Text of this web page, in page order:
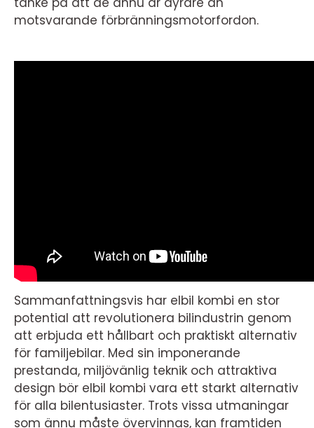
motsvarande förbränningsmotorfordon.
Sammanfattningsvis har elbil kombi en stor
potential att revolutionera bilindustrin genom
att erbjuda ett hållbart och praktiskt alternativ
för familjebilar. Med sin imponerande
prestanda, miljövänlig teknik och attraktiva
design bör elbil kombi vara ett starkt alternativ
för alla bilentusiaster. Trots vissa utmaningar
som ännu måste övervinnas, kan framtiden